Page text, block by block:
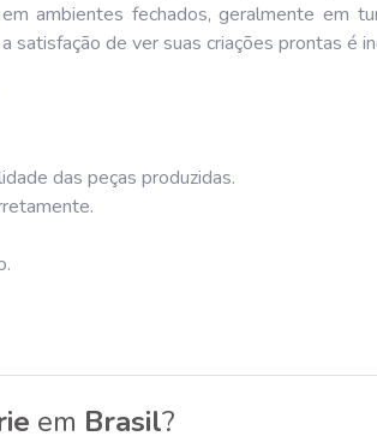
ambientes fechados, geralmente em
de ver suas criações prontas é
das peças produzidas.
em Brasil?